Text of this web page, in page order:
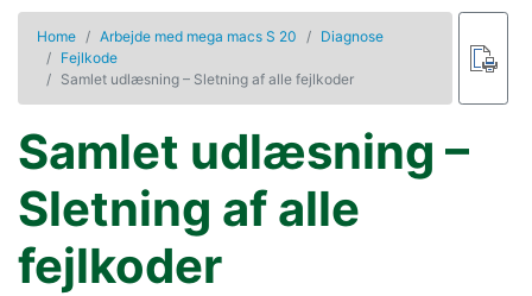
Home Arbejde med mega macs S 20
Diagnose
Fejlkode
Samlet udlæsning – Sletning af alle fejlkoder
Samlet udlæsning –
Sletning af alle
fejlkoder